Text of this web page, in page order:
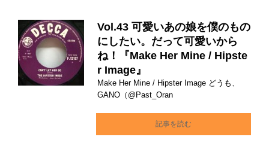
Vol.43 可愛いあの娘を僕のもの
にしたい。だって可愛いから
ね！『Make Her Mine / Hipste
r Image』
Make Her Mine / Hipster Image どうも、
GANO（@Past_Oran
記事を読む